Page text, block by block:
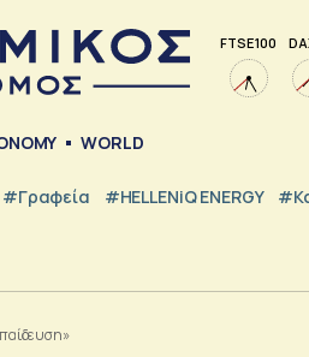
FTSE 100
WORLD
#Γραφεία #HELLENiQ ENERGY